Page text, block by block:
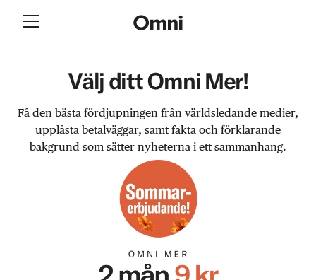
Välj ditt Omni Mer!
Få den bästa fördjupningen från världsledande medier,
upplåsta betalväggar, samt fakta och förklarande
bakgrund som sätter nyheterna i ett sammanhang.